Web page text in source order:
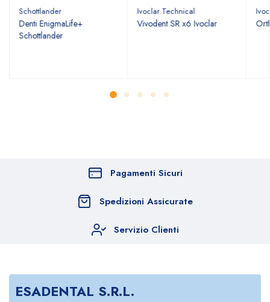
Schottlander
Denti EnigmaLife+
Schottlander
Ivoclar Technical
Vivodent SR x6 Ivoclar
Pagamenti Sicuri
Spedizioni Assicurate
Servizio Clienti
ESADENTAL S.R.L.